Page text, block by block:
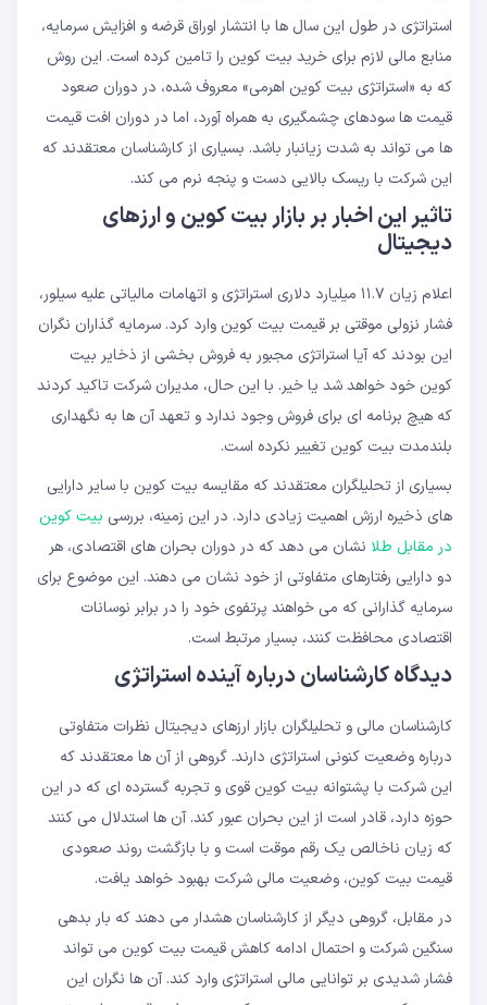
استراتژی در طول این سال ها با انتشار اوراق قرضه و افزایش سرمایه،
منابع مالی لازم برای خرید بیت کوین را تامین کرده است. این روش
که به «استراتژی بیت کوین اهرمی» معروف شده، در دوران صعود
قیمت ها سودهای چشمگیری به همراه آورد، اما در دوران افت قیمت
ها می تواند به شدت زیانبار باشد. بسیاری از کارشناسان معتقدند که
این شرکت با ریسک بالایی دست و پنجه نرم می کند.
تاثیر این اخبار بر بازار بیت کوین و ارزهای
دیجیتال
اعلام زیان ۱۱.۷ میلیارد دلاری استراتژی و اتهامات مالیاتی علیه سیلور،
فشار نزولی موقتی بر قیمت بیت کوین وارد کرد. سرمایه گذاران نگران
این بودند که آیا استراتژی مجبور به فروش بخشی از ذخایر بیت
کوین خود خواهد شد یا خیر. با این حال، مدیران شرکت تاکید کردند
که هیچ برنامه ای برای فروش وجود ندارد و تعهد آن ها به نگهداری
بلندمدت بیت کوین تغییر نکرده است.
بسیاری از تحلیلگران معتقدند که مقایسه بیت کوین با سایر دارایی
های ذخیره ارزش اهمیت زیادی دارد. در این زمینه، بررسی بیت کوین
در مقابل طلا نشان می دهد که در دوران بحران های اقتصادی، هر
دو دارایی رفتارهای متفاوتی از خود نشان می دهند. این موضوع برای
سرمایه گذارانی که می خواهند پرتفوی خود را در برابر نوسانات
اقتصادی محافظت کنند، بسیار مرتبط است.
دیدگاه کارشناسان درباره آینده استراتژی
کارشناسان مالی و تحلیلگران بازار ارزهای دیجیتال نظرات متفاوتی
درباره وضعیت کنونی استراتژی دارند. گروهی از آن ها معتقدند که
این شرکت با پشتوانه بیت کوین قوی و تجربه گسترده ای که در این
حوزه دارد، قادر است از این بحران عبور کند. آن ها استدلال می کنند
که زیان ناخالص یک رقم موقت است و با بازگشت روند صعودی
قیمت بیت کوین، وضعیت مالی شرکت بهبود خواهد یافت.
در مقابل، گروهی دیگر از کارشناسان هشدار می دهند که بار بدهی
سنگین شرکت و احتمال ادامه کاهش قیمت بیت کوین می تواند
فشار شدیدی بر توانایی مالی استراتژی وارد کند. آن ها نگران این